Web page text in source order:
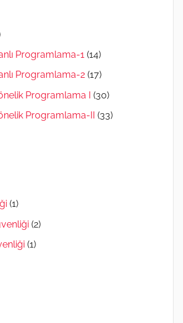
Programlama-1 (14)
Programlama-2 (17)
Programlama I (30)
Programlama-II (33)
(1)
(2)
(1)